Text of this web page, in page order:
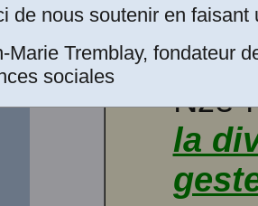
et
Nze-
la
de nous soutenir en faisant
Marie Tremblay, fondateur
sociales